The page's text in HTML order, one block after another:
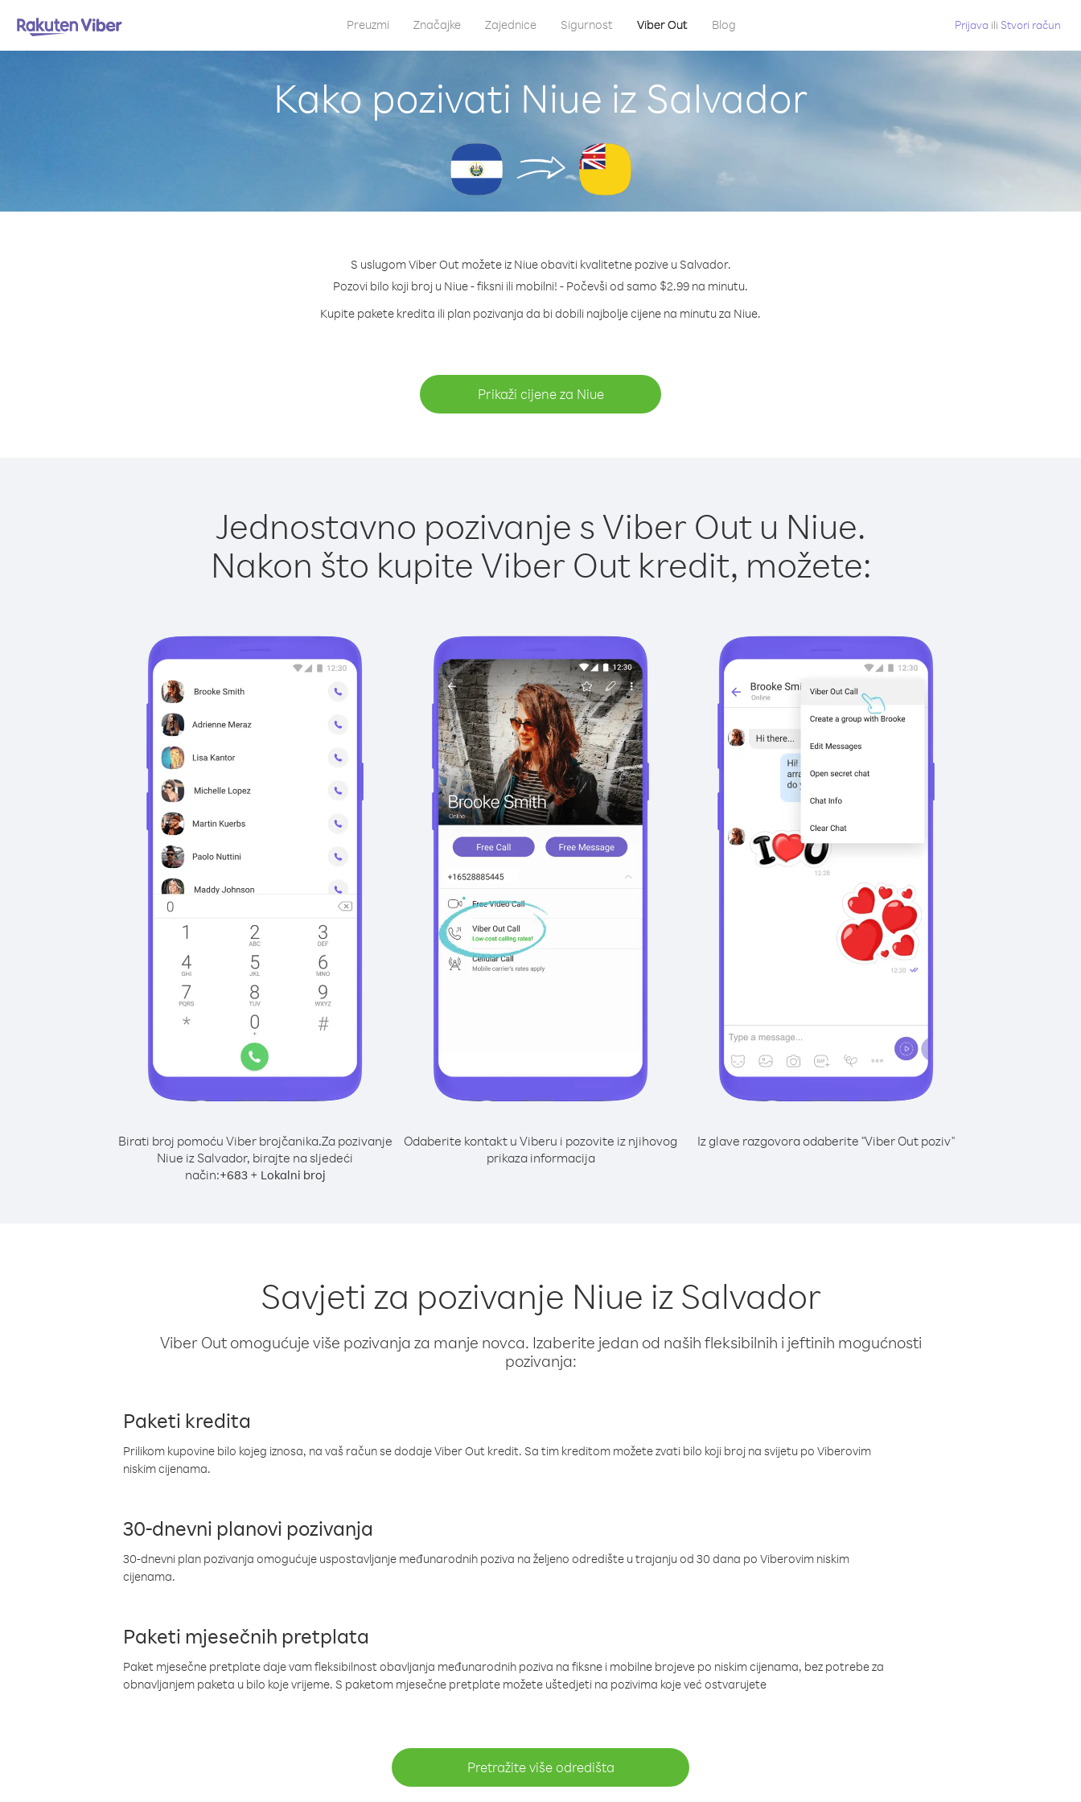
Preuzmi Značajke Zajednice Sigurnost Viber Out Blog Prijava ili Stvori račun
Kako pozivati Niue iz Salvador
S uslugom Viber Out možete iz Niue obaviti kvalitetne pozive u Salvador.
Pozovi bilo koji broj u Niue - fiksni ili mobilni! - Počevši od samo $2.99 na minutu.
Kupite pakete kredita ili plan pozivanja da bi dobili najbolje cijene na minutu za Niue.
Prikaži cijene za Niue
Jednostavno pozivanje s Viber Out u Niue.
Nakon što kupite Viber Out kredit, možete:
Birati broj pomoću Viber brojčanika.Za pozivanje
Niue iz Salvador, birajte na sljedeći
način:+683+ Lokalni broj
Odaberite kontakt u Viberu i pozovite iz njihovog
prikaza informacija
Iz glave razgovora odaberite "Viber Out poziv"
Savjeti za pozivanje Niue iz Salvador
Viber Out omogućuje više pozivanja za manje novca. Izaberite jedan od naših fleksibilnih i jeftinih mogućnosti
pozivanja:
Paketi kredita
Prilikom kupovine bilo kojeg iznosa, na vaš račun se dodaje Viber Out kredit. Sa tim kreditom možete zvati bilo koji broj na svijetu po Viberovim
niskim cijenama.
30-dnevni planovi pozivanja
30-dnevni plan pozivanja omogućuje uspostavljanje međunarodnih poziva na željeno odredište u trajanju od 30 dana po Viberovim niskim
cijenama.
Paketi mjesečnih pretplata
Paket mjesečne pretplate daje vam fleksibilnost obavljanja međunarodnih poziva na fiksne i mobilne brojeve po niskim cijenama, bez potrebe za
obnavljanjem paketa u bilo koje vrijeme. S paketom mjesečne pretplate možete uštedjeti na pozivima koje već ostvarujete
Pretražite više odredišta